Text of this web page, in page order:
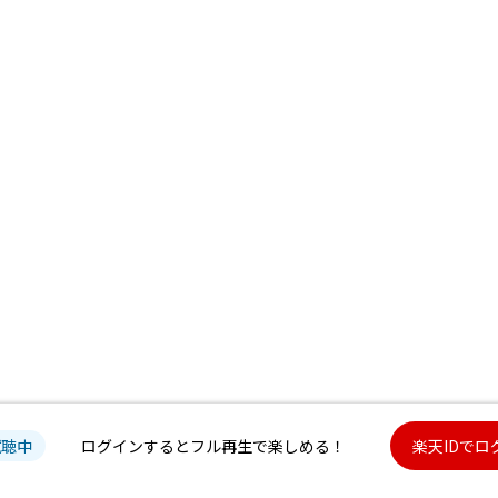
中 ログインするとフル再生で楽しめる！ 楽天IDでロ